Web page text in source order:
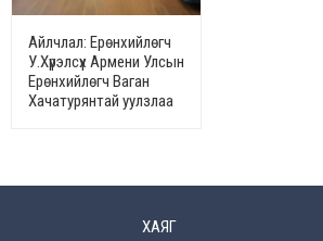
Айлчлал: Ерөнхийлөгч
У.Хүрэлсүх Армени Улсын
Ерөнхийлөгч Ваган
Хачатурянтай уулзлаа
ХАЯГ